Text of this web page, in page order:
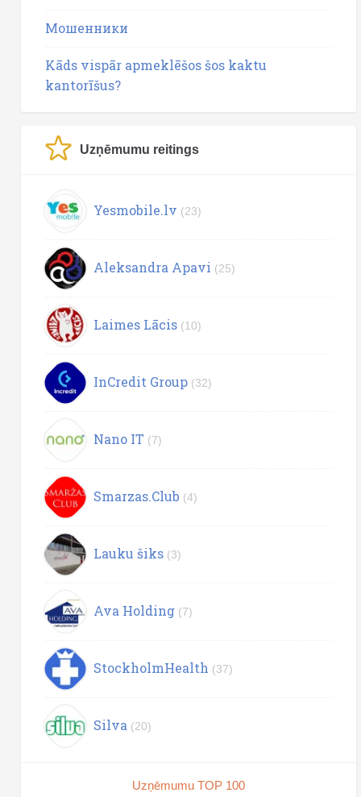
Мошенники
Kāds vispār apmeklēšos šos kaktu
kantorīšus?
Uzņēmumu reitings
Yesmobile.lv (23)
Aleksandra Apavi (25)
Laimes Lācis (10)
InCredit Group (32)
Nano IT (7)
Smarzas.Club (4)
Lauku šiks (3)
Ava Holding (7)
StockholmHealth (37)
Silva (20)
Uzņēmumu TOP 100